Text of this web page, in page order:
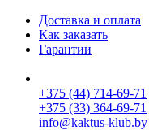
Доставка и оплата
Как заказать
Гарантии
+375 (44) 714-69-71
+375 (33) 364-69-71
info@kaktus-klub.by